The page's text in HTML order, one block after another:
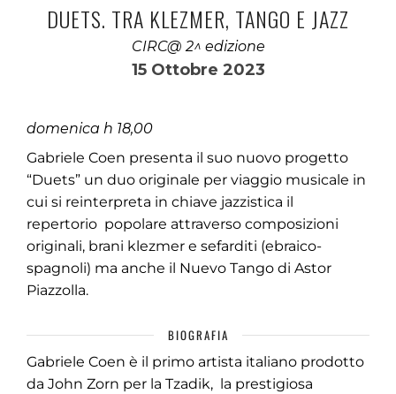
DUETS. TRA KLEZMER, TANGO E JAZZ
CIRC@ 2^ edizione
15 Ottobre 2023
domenica h 18,00
Gabriele Coen presenta il suo nuovo progetto
“Duets” un duo originale per viaggio musicale in
cui si reinterpreta in chiave jazzistica il
repertorio popolare attraverso composizioni
originali, brani klezmer e sefarditi (ebraico-
spagnoli) ma anche il Nuevo Tango di Astor
Piazzolla.
BIOGRAFIA
Gabriele Coen è il primo artista italiano prodotto
da John Zorn per la Tzadik, la prestigiosa